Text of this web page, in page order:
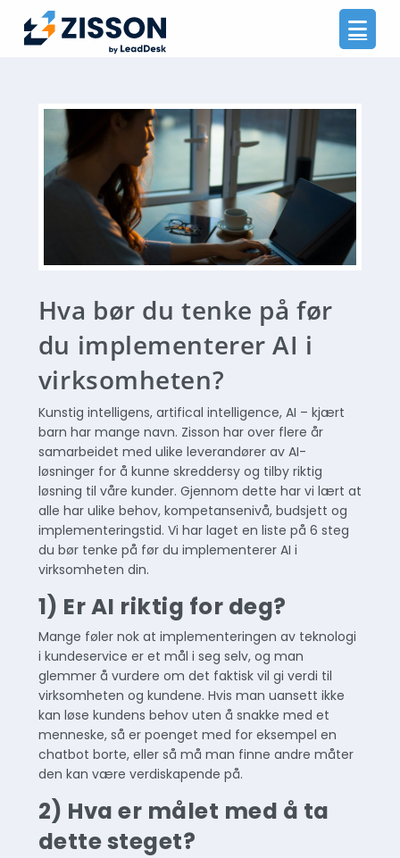
Hva bør du tenke på før
du implementerer AI i
virksomheten?
Kunstig intelligens, artifical intelligence, AI – kjært
barn har mange navn. Zisson har over flere år
samarbeidet med ulike leverandører av AI-
løsninger for å kunne skreddersy og tilby riktig
løsning til våre kunder. Gjennom dette har vi lært at
alle har ulike behov, kompetansenivå, budsjett og
implementeringstid. Vi har laget en liste på 6 steg
du bør tenke på før du implementerer AI i
virksomheten din.
1) Er AI riktig for deg?
Mange føler nok at implementeringen av teknologi
i kundeservice er et mål i seg selv, og man
glemmer å vurdere om det faktisk vil gi verdi til
virksomheten og kundene. Hvis man uansett ikke
kan løse kundens behov uten å snakke med et
menneske, så er poenget med for eksempel en
chatbot borte, eller så må man finne andre måter
den kan være verdiskapende på.
2) Hva er målet med å ta
dette steget?